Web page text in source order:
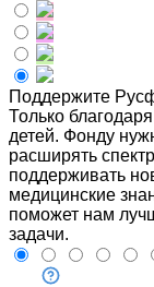
Поддержите
Только
детей. Фонду
расширять
поддерживать
медицинские
поможет нам
задачи.